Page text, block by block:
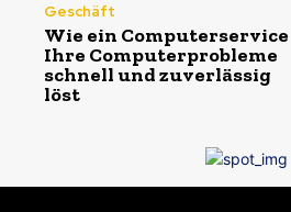
Geschäft
Wie ein Computerservice
Ihre Computerprobleme
schnell und zuverlässig
löst